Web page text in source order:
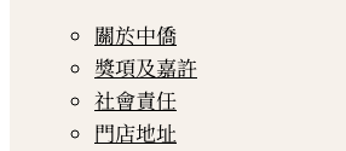
關於中僑
獎項及嘉許
社會責任
門店地址